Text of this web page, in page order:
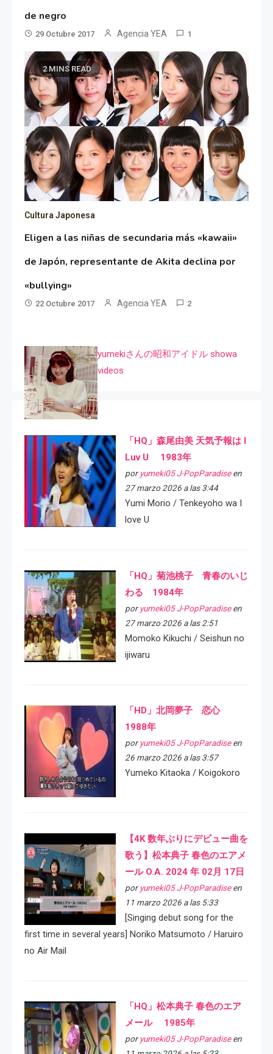
de negro
29 Octubre 2017 Agencia YEA 1
2 MINS READ
Cultura Japonesa
Eligen a las niñas de secundaria más «kawaii»
de Japón, representante de Akita declina por
«bullying»
22 Octubre 2017 Agencia YEA 2
yumekiさんの昭和アイドル showa
videos
「HQ」森尾由美 天気予報は I
Luv U 1983年
por yumeki05 J-PopParadiseen
27 marzo 2026 a las 3:44
Yumi Morio / Tenkeyoho wa I
love U
「HQ」菊池桃子 青春のいじ
わる 1984年
por yumeki05 J-PopParadiseen
27 marzo 2026 a las 2:51
Momoko Kikuchi / Seishun no
ijiwaru
「HD」北岡夢子 恋心
1988年
por yumeki05 J-PopParadiseen
26 marzo 2026 a las 3:57
Yumeko Kitaoka / Koigokoro
【4K 数年ぶりにデビュー曲を
歌う】松本典子 春色のエアメ
ール O.A. 2024 年 02月 17日
por yumeki05 J-PopParadiseen
11 marzo 2026 a las 5:33
[Singing debut song for the
first time in several years] Noriko Matsumoto / Haruiro
no Air Mail
「HQ」松本典子 春色のエア
メール 1985年
por yumeki05 J-PopParadiseen